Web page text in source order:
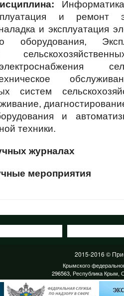
и ремонт
и эксплуатация
оборудования,
систем
и
техники.
журналах
мероприятия
2015-2016 ©
Крымского
296563, Республика Крым,